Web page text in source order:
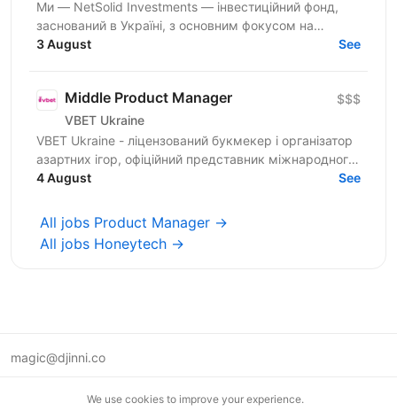
Ми — NetSolid Investments — інвестиційний фонд,
заснований в Україні, з основним фокусом на
SMART-інвестиції. Ми інвестуємо не лише фінанси, а
3 August See
Middle Product Manager
VBET Ukraine
$$$
VBET Ukraine - ліцензований букмекер і організатор
азартних ігор, офіційний представник міжнародного
бренду VBET, який з 2020 року активно працює на...
4 August See
All jobs Product Manager →
All jobs Honeytech →
magic@djinni.co
We use cookies to improve your experience.